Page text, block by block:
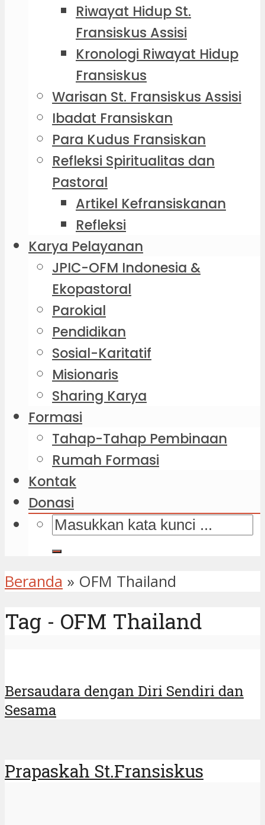
Riwayat Hidup St.
Fransiskus Assisi
Kronologi Riwayat Hidup
Fransiskus
Warisan St. Fransiskus Assisi
Ibadat Fransiskan
Para Kudus Fransiskan
Refleksi Spiritualitas dan
Pastoral
Artikel Kefransiskanan
Refleksi
Karya Pelayanan
JPIC-OFM Indonesia &
Ekopastoral
Parokial
Pendidikan
Sosial-Karitatif
Misionaris
Sharing Karya
Formasi
Tahap-Tahap Pembinaan
Rumah Formasi
Kontak
Donasi
Beranda » OFM Thailand
Tag - OFM Thailand
Bersaudara dengan Diri Sendiri dan
Sesama
Prapaskah St.Fransiskus